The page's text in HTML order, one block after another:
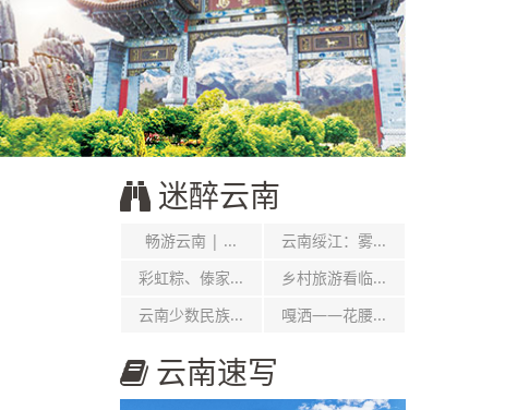
迷醉云南
畅游云南 | ...
云南绥江：雾...
彩虹粽、傣家...
乡村旅游看临...
云南少数民族...
嘎洒——花腰...
云南速写